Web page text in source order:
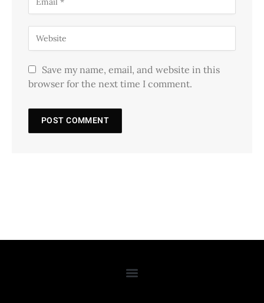
Save my name, email, and website in this
browser for the next time I comment.